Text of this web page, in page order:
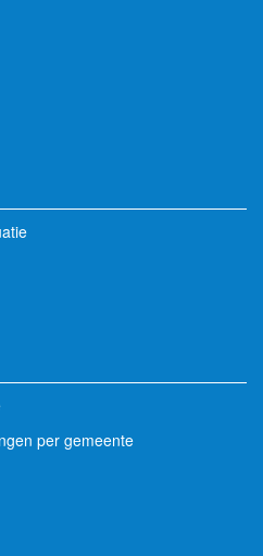
per gemeente